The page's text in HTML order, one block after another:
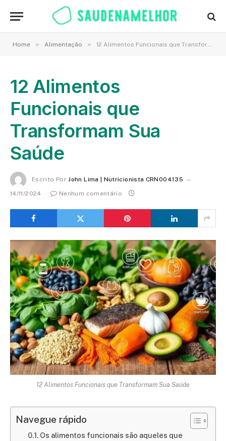
Home » Alimentação » 12 Alimentos Funcionais que Transformam Sua Saúde
12 Alimentos
Funcionais que
Transformam Sua
Saúde
Escrito Por John Lima | Nutricionista CRN004135
14/11/2024
Nenhum comentário
12 Alimentos Funcionais que Transformam Sua Saúde
Navegue rápido
Os alimentos funcionais são aqueles que